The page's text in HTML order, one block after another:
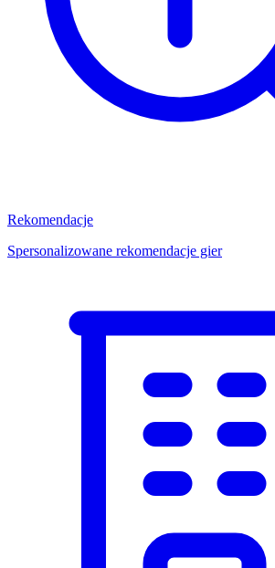
Rekomendacje
Spersonalizowane rekomendacje gier